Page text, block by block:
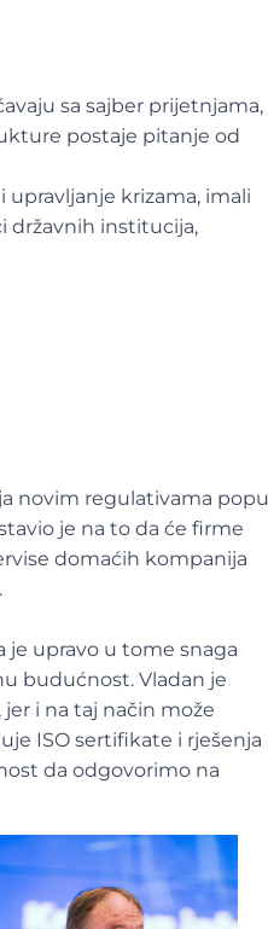
sa sajber prijetnjama,
postaje pitanje od
upravljanje krizama, imali
državnih institucija,
novim regulativama
je na to da će firme
domaćih kompanija
je upravo u tome snaga
budućnost. Vladan je
i na taj način može
ISO sertifikate i rješenja
da odgovorimo na